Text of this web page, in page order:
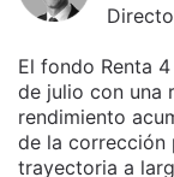
El fondo Renta
de julio con una
rendimiento
de la corrección
trayectoria a